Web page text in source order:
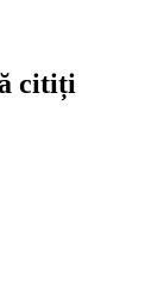
citiți